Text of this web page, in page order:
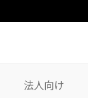
法人向け